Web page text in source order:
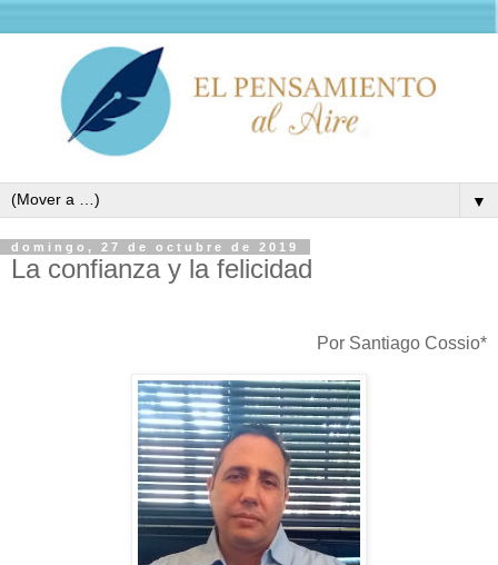
▼
domingo, 27 de octubre de 2019
La confianza y la felicidad
Por Santiago Cossio*